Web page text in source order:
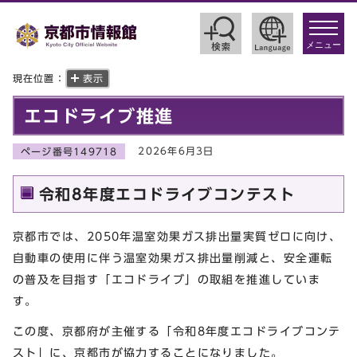
toggle
メニュー
現在位置： 表示
エコドライブ推進
ページ番号149718 2026年6月3日
令和8年度エコドライブコンテスト
京都市では、2050年温室効果ガス排出量実質ゼロに向け、
自動車の使用に伴う温室効果ガス排出量削減と、安全運転
の普及を目指す「エコドライブ」の取組を推進していま
す。
この度、京都府が主催する「令和8年度エコドライブコンテ
スト」に、京都市が協力することになりました。